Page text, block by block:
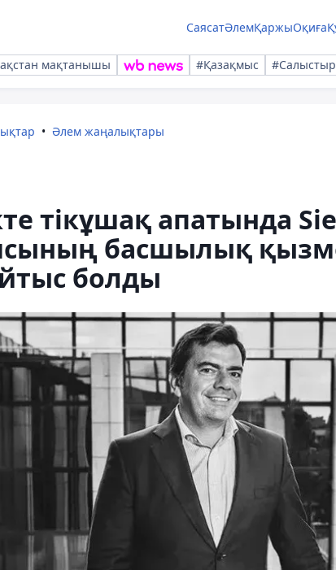
СаясатӘлемҚаржыОқиға
мақтанышы #Қазақмыс
Әлем жаңалықтары
тікұшақ апатында
басшылық
болды